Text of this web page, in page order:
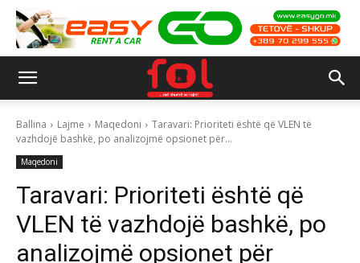
Ballina Lajme Maqedoni
Taravari: Prioriteti është që VLEN të
vazhdojë bashkë, po analizojmë opsionet për...
Maqedoni
Taravari: Prioriteti është që
VLEN të vazhdojë bashkë, po
analizojmë opsionet për